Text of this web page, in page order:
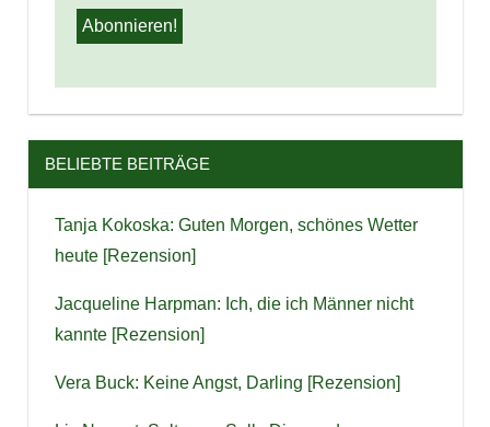
BELIEBTE BEITRÄGE
Tanja Kokoska: Guten Morgen, schönes Wetter
heute [Rezension]
Jacqueline Harpman: Ich, die ich Männer nicht
kannte [Rezension]
Vera Buck: Keine Angst, Darling [Rezension]